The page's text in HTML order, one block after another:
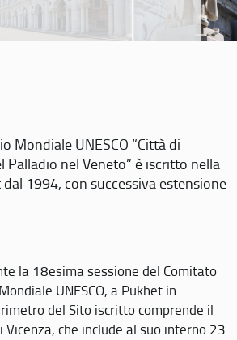
Mondiale UNESCO “Città di
Palladio nel Veneto” è iscritto nella
1994, con successiva estensione
la 18esima sessione del Comitato
UNESCO, a Pukhet in
del Sito iscritto comprende il
Vicenza, che include al suo interno 23